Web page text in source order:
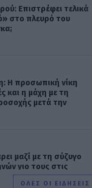
Επιστρέφει τελικά
στο πλευρό του
Η προσωπική νίκη
και η μάχη με τη
μετά την
μαζί με τη σύζυγο
γιο τους στις
διακοπές τους.
ΟΛΕΣ ΟΙ ΕΙΔΗΣΕΙΣ